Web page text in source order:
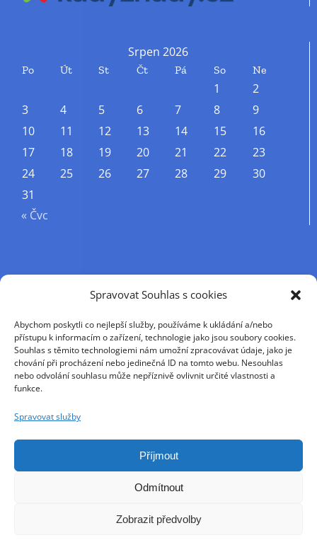
Spravovat Souhlas s cookies
Abychom poskytli co nejlepší služby, používáme k ukládání a/nebo
přístupu k informacím o zařízení, technologie jako jsou soubory cookies.
Souhlas s těmito technologiemi nám umožní zpracovávat údaje, jako je
chování při procházení nebo jedinečná ID na tomto webu. Nesouhlas
nebo odvolání souhlasu může nepříznivě ovlivnit určité vlastnosti a
funkce.
Spravovat služby
Příjmout
Odmítnout
Zobrazit předvolby
Srpen 2026
Po Út St Čt Pá So Ne
1
2
3
4 5 6 7 8
9
10
11 12 13 14 15
16
17
18 19 20 21 22
23
24
25 26 27 28 29
30
31
« Čvc
Příjmení
Křestní jméno
E-mail
Pokračováním přijímáte zásady ochrany osobních